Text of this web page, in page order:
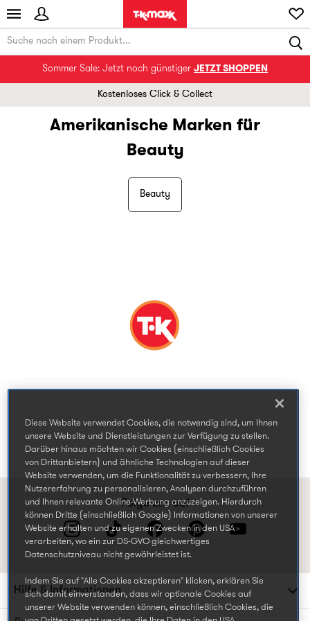
Sommer Sale: Jetzt noch günstiger JETZT SHOPPEN
Kostenloses Click & Collect
Amerikanische Marken für
Beauty
Beauty
Folge uns auf
Hilfe & Informationen
Diese Website verwendet Cookies, die notwendig sind, um Ihnen
unsere Website und Dienstleistungen zur Verfügung zu stellen.
Darüber hinaus möchten wir Cookies (einschließlich Cookies
von Drittanbietern) und ähnliche Technologien auf dieser
Website verwenden, um die Funktionalität zu verbessern, Ihre
Nutzererfahrung zu personalisieren, Analysen durchzuführen
und Ihnen relevante Online-Werbung anzuzeigen. Hierdurch
können Dritte (einschließlich Google) Informationen von unserer
Website erhalten und zu eigenen Zwecken in den USA
verarbeiten, wo ein zur DS-GVO gleichwertiges
Datenschutzniveau nicht gewährleistet ist.
Indem Sie auf "Alle Cookies akzeptieren" klicken, erklären Sie
sich damit einverstanden, dass wir optionale Cookies auf
unserer Website verwenden können, einschließlich Cookies, die